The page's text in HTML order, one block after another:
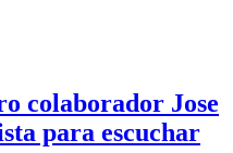
colaborador Jose
para escuchar